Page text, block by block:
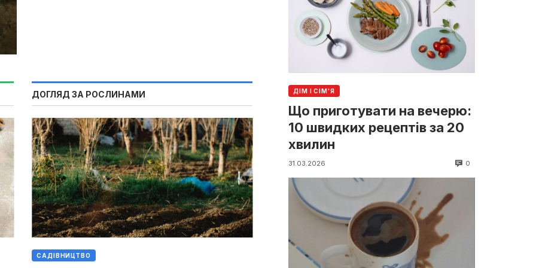
ДОГЛЯД ЗА РОСЛИНАМИ
САДІВНИЦТВО
ДІМ І СІМ'Я
Що приготувати на вечерю:
10 швидких рецептів за 20
хвилин
31.03.2026 0